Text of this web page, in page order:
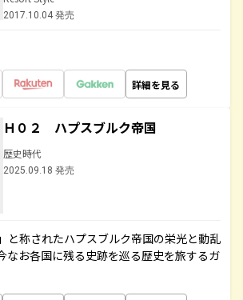
2017.10.04 発売
詳細を見る
Ｈ０２ ハプスブルク帝国
歴史時代
2025.09.18 発売
と称されたハプスブルク帝国の栄光と動乱
なお各国に残る史跡を巡る歴史を旅するガ